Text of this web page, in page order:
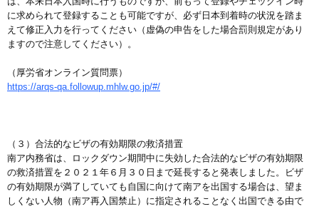
に求められて登録することも可能ですが、必ず日本到着時の状況を踏ま
えて修正入力を行ってください（虚偽の申告をした場合罰則規定があり
ますので注意してください）。
（厚労省オンライン質問票）
https://arqs-qa.followup.mhlw.go.jp/#/
（３）合法的なビザの有効期限の救済措置
南ア内務省は、ロックダウン期間中に失効した合法的なビザの有効期限
の救済措置を２０２１年６月３０日まで延長すると発表しました。ビザ
の有効期限が満了していても自国に向けて南アを出国する場合は、望ま
しくない人物（南ア再入国禁止）に指定されることなく出国できる由で